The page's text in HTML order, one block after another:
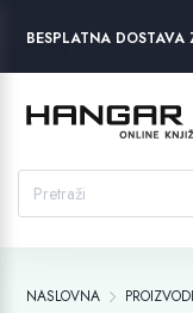
BESPLATNA
NASLOVNA PROIZVODI